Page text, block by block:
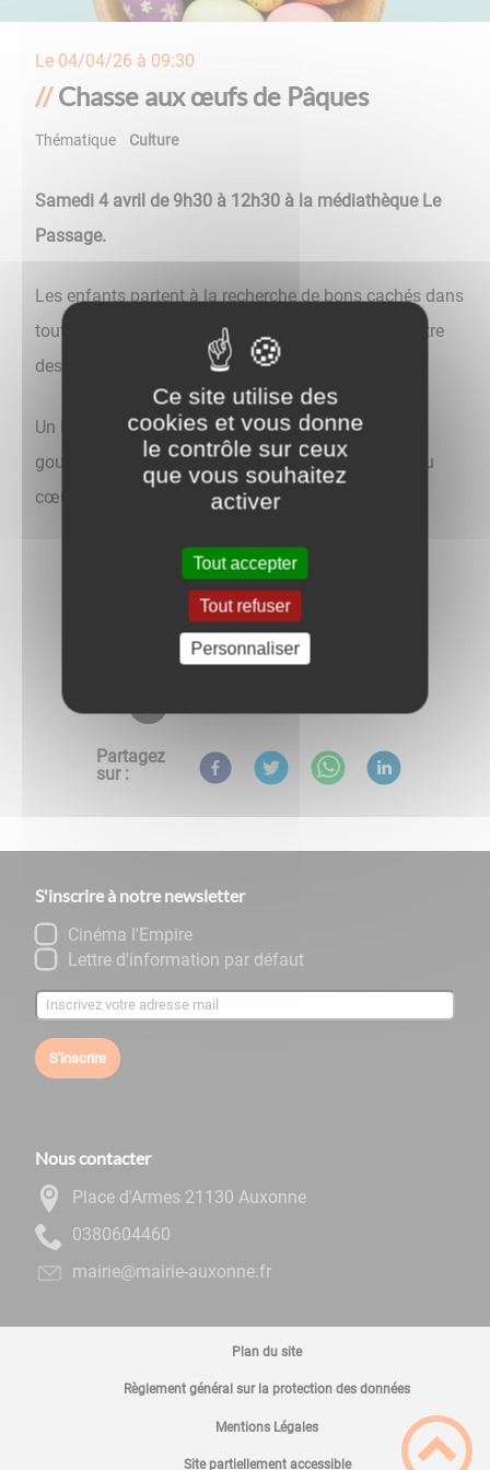
Le 04/04/26 à 09:30
Chasse aux œufs de Pâques
Thématique Culture
Samedi 4 avril de 9h30 à 12h30 à la médiathèque Le
Passage.
Les enfants partent à la recherche de bons cachés dans
toute la médiathèque, qu'ils pourront échanger contre
des chocolats !
Un lapin de Pâques sera présent pour distribuer les
gourmandises et accompagner ce moment festif au
cœur des livres.
Partagez
sur :
S'inscrire à notre newsletter
Cinéma l'Empire
Lettre d'information par défaut
S'inscrire
Nous contacter
Place d'Armes 21130 Auxonne
0644060830
rf.ennoxua-eiriam@eiriam
Plan du site
Règlement général sur la protection des données
Mentions Légales
Site partiellement accessible
Ce site utilise des
cookies et vous donne
le contrôle sur ceux
que vous souhaitez
activer
Tout accepter
Tout refuser
Personnaliser